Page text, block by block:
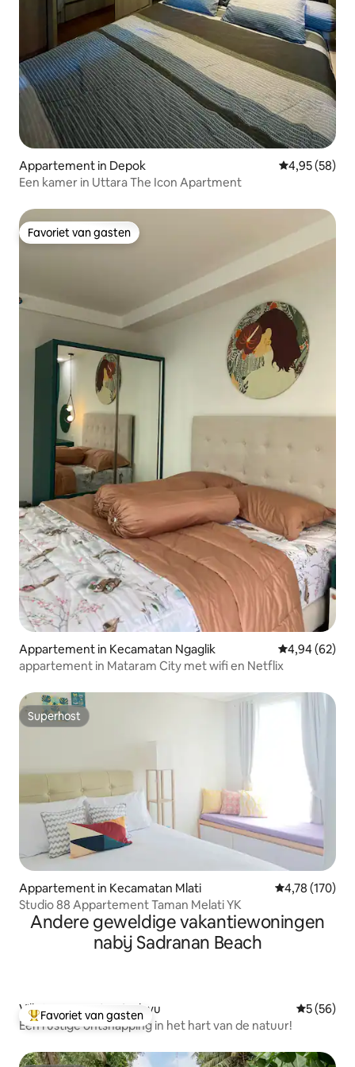
Appartement in Depok Gemiddelde
4,95 (58)
Een kamer in Uttara The Icon Apartment
Favoriet van gasten
Favoriet van gasten
Appartement in Kecamatan Ngaglik Gemiddelde
4,94 (62)
appartement in Mataram City met wifi en Netflix
Superhost
Superhost
Appartement in Kecamatan Mlati Gemiddelde
4,78 (170)
Studio 88 Appartement Taman Melati YK
Andere geweldige vakantiewoningen
nabij Sadranan Beach
Topfavoriet van gasten
Favoriet van gasten
Villa in Kecamatan Sedayu
5 (56)
Een rustige ontsnapping in het hart van de natuur!